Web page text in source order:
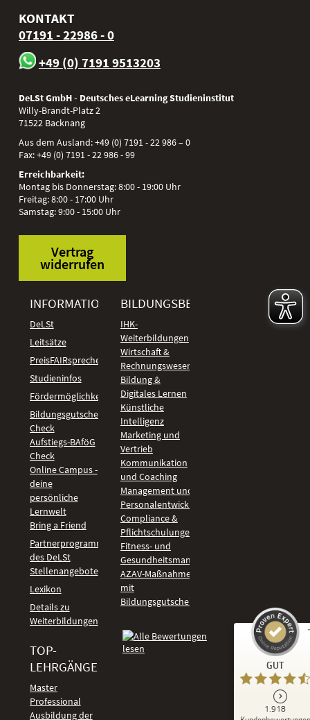
KONTAKT
07191 - 22986 - 0
+49 (0) 7191 9513203
DeLSt GmbH - Deutsches eLearning Studieninstitut
Willy-Brandt-Platz 2
71522 Backnang
Aus dem Ausland:+49 (0) 7191 - 22 986 – 0
Fax:+49 (0) 7191 - 22 986 - 99
Erreichbarkeit:
Montag bis Donnerstag: 8:00 - 19:00 Uhr
Freitag: 8:00 - 17:00 Uhr
Samstag: 9:00 - 15:00 Uhr
Vertrag
widerrufen
INFORMATIONEN
DeLSt
Leitsätze
PreisFAIRsprechen
Studieninfos
Fördermöglichkeiten
Bildungsgutschein
Check
Aufstiegs-BAföG
Check
Online Campus -
deine
persönliche
Lernwelt
Bring a Friend
Partnerprogramm
des DeLSt
Stellenangebote
Lexikon
Details zu
Weiterbildungen
TOP-
LEHRGÄNGE
Master
Professional
Ausbildung der
BILDUNGSBEREICHE
IHK-
Weiterbildungen
Wirtschaft &
Rechnungswesen
Bildung &
Digitales Lernen
Künstliche
Intelligenz
Marketing und
Vertrieb
Kommunikation
und Coaching
Management und
Personalentwicklung
Compliance &
Pflichtschulungen
Fitness- und
Gesundheitsmanagement
AZAV-Maßnahmen
mit
Bildungsgutschein
GUT
1.918
Kundenbewertungen und Erfahrungen zu
DeLSt - Deutsches eLearning Studieninstitut
92
%